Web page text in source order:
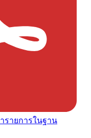
รายการในฐาน